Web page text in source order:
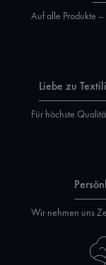
Auf alle Produkte
Liebe zu
Für höchste
Wir nehmen uns